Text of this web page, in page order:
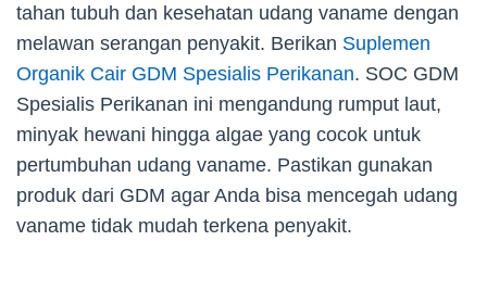
tahan tubuh dan kesehatan udang vaname dengan
melawan serangan penyakit. Berikan Suplemen
Organik Cair GDM Spesialis Perikanan. SOC GDM
Spesialis Perikanan ini mengandung rumput laut,
minyak hewani hingga algae yang cocok untuk
pertumbuhan udang vaname. Pastikan gunakan
produk dari GDM agar Anda bisa mencegah udang
vaname tidak mudah terkena penyakit.